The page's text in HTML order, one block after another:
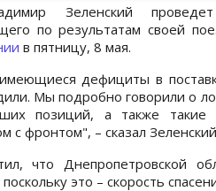
Зеленский
по результатам своей
в пятницу, 8 мая.
дефициты в
Мы подробно говорили о
позиций, а также
с фронтом", – сказал
что Днепропетровской
это – скорость